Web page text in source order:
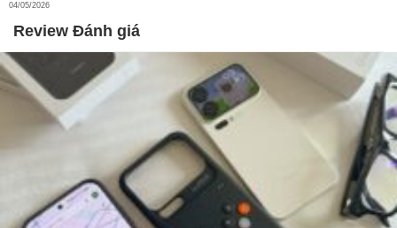
04/05/2026
Review Đánh giá